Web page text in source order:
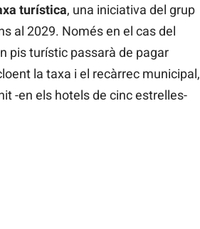
turística, una iniciativa del grup
al 2029. Només en el cas del
pis turístic passarà de pagar
la taxa i el recàrrec municipal,
-en els hotels de cinc estrelles-